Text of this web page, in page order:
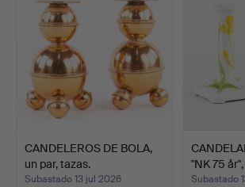
CANDELEROS DE BOLA,
un par, tazas.
Subastado 13 jul 2026
"NK 75
Subastado